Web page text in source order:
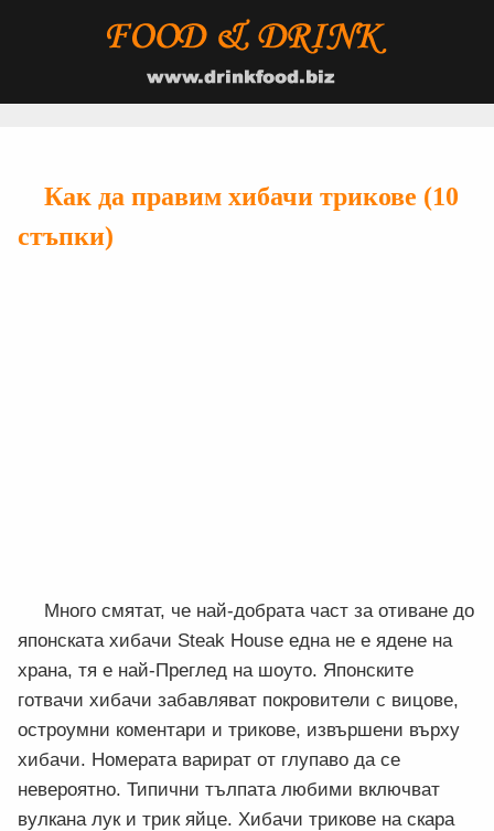
Как да правим хибачи трикове (10
стъпки)
Много смятат, че най-добрата част за отиване до
японската хибачи Steak House една не е ядене на
храна, тя е най-Преглед на шоуто. Японските
готвачи хибачи забавляват покровители с вицове,
остроумни коментари и трикове, извършени върху
хибачи. Номерата варират от глупаво да се
невероятно. Типични тълпата любими включват
вулкана лук и трик яйце. Хибачи трикове на скара